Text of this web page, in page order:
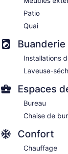
Patio
Quai
Buanderie
Installations
Laveuse-
Espaces
Bureau
Chaise de
Confort
Chauffage